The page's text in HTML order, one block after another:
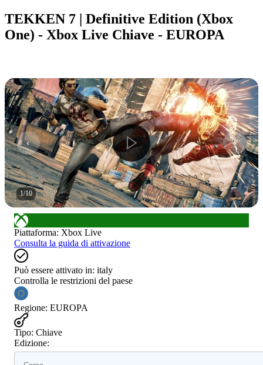
TEKKEN 7 | Definitive Edition (Xbox
One) - Xbox Live Chiave - EUROPA
1/10
Piattaforma: Xbox Live
Consulta la guida di attivazione
Può essere attivato in: italy
Controlla le restrizioni del paese
Regione: EUROPA
Tipo: Chiave
Edizione: